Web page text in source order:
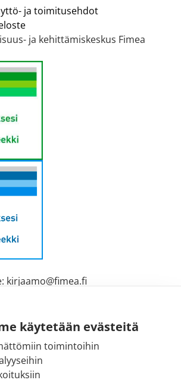
käytetään evästeitä
toimintoihin
ja toimitusehdot
ja kehittämiskeskus Fimea
kirjaamo@fimea.fi